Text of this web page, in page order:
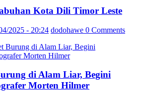
Kota Dili Timor Leste
2025 - 20:24 dodohawe 0 Comments
di Alam Liar, Begini
Morten Hilmer